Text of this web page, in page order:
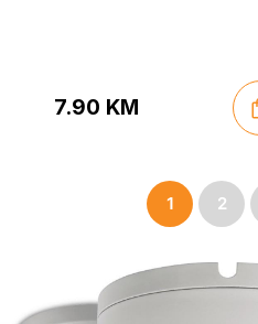
7.90 KM
1 2